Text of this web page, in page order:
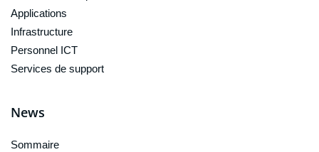
Applications
Infrastructure
Personnel ICT
Services de support
News
Sommaire